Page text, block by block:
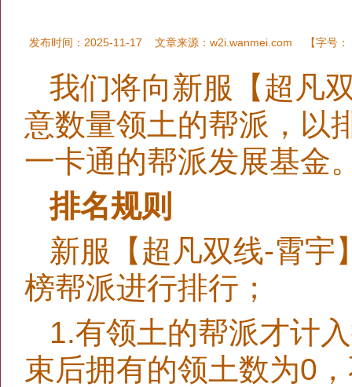
发布时间：2025-11-17 文章来源： w2i.wanmei.com 【字号：
我们将向新服【超凡
意数量领土的帮派，以
一卡通的帮派发展基金
排名规则
新服【超凡双线-霄宇
榜帮派进行排行；
1.有领土的帮派才计
束后拥有的领土数为0